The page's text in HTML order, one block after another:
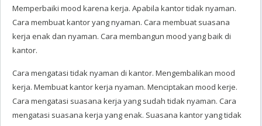
Memperbaiki mood karena kerja. Apabila kantor tidak nyaman.
Cara membuat kantor yang nyaman. Cara membuat suasana
kerja enak dan nyaman. Cara membangun mood yang baik di
kantor.
Cara mengatasi tidak nyaman di kantor. Mengembalikan mood
kerja. Membuat kantor kerja nyaman. Menciptakan mood kerje.
Cara mengatasi suasana kerja yang sudah tidak nyaman. Cara
mengatasi suasana kerja yang enak. Suasana kantor yang tidak